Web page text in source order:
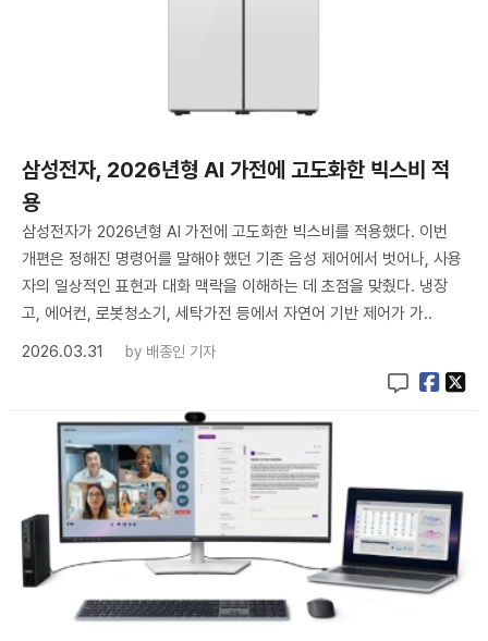
삼성전자, 2026년형 AI 가전에 고도화한 빅스비 적
용
삼성전자가 2026년형 AI 가전에 고도화한 빅스비를 적용했다. 이번
개편은 정해진 명령어를 말해야 했던 기존 음성 제어에서 벗어나, 사용
자의 일상적인 표현과 대화 맥락을 이해하는 데 초점을 맞췄다. 냉장
고, 에어컨, 로봇청소기, 세탁가전 등에서 자연어 기반 제어가 가..
2026.03.31
by 배종인 기자